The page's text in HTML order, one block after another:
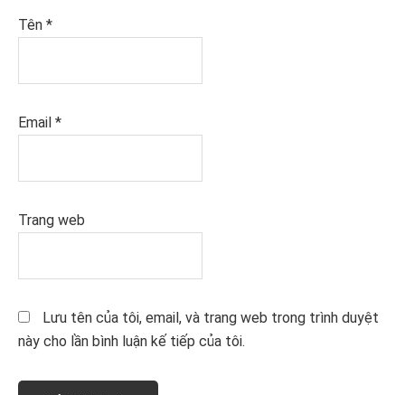
Tên *
Email *
Trang web
Lưu tên của tôi, email, và trang web trong trình duyệt
này cho lần bình luận kế tiếp của tôi.